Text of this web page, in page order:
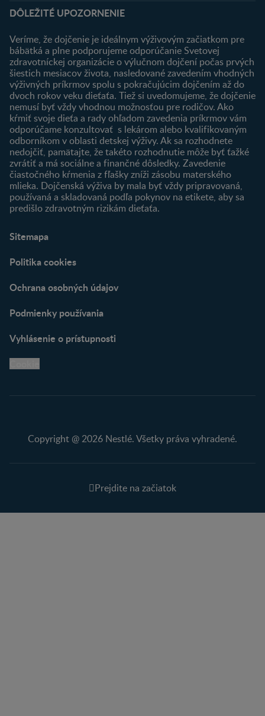
Výhody členstva
Môj účet
Registrácia
Newsletter
Prihlásenie
Produkty
Nájsť produkt
DÔLEŽITÉ UPOZORNENIE
Veríme, že dojčenie je ideálnym výživovým začiatkom pre
bábätká a plne podporujeme odporúčanie Svetovej
zdravotníckej organizácie o výlučnom dojčení počas prvých
šiestich mesiacov života, nasledované zavedením vhodných
výživných príkrmov spolu s pokračujúcim dojčením až do
dvoch rokov veku dieťaťa. Tiež si uvedomujeme, že dojčenie
nemusí byť vždy vhodnou možnosťou pre rodičov. Ako
kŕmiť svoje dieťa a rady ohľadom zavedenia príkrmov vám
odporúčame konzultovať s lekárom alebo kvalifikovaným
odborníkom v oblasti detskej výživy. Ak sa rozhodnete
nedojčiť, pamätajte, že takéto rozhodnutie môže byť ťažké
zvrátiť a má sociálne a finančné dôsledky. Zavedenie
čiastočného kŕmenia z fľašky zníži zásobu materského
mlieka. Dojčenská výživa by mala byť vždy pripravovaná,
používaná a skladovaná podľa pokynov na etikete, aby sa
predišlo zdravotným rizikám dieťaťa.
Sitemapa
Politika cookies
Ochrana osobných údajov
Podmienky používania
Vyhlásenie o prístupnosti
Copyright @ 2026 Nestlé. Všetky práva vyhradené.
Prejdite na začiatok